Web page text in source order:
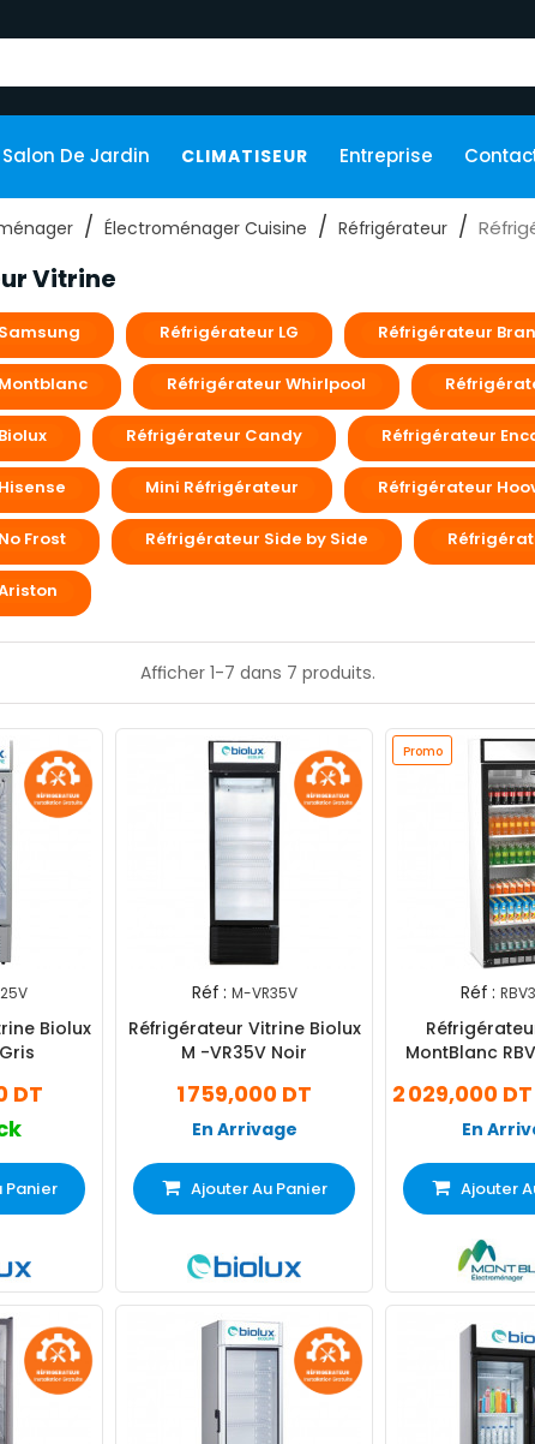
Salon De Jardin CLIMATISEUR Entreprise
Électroménager Cuisine Réfrigérateur
Vitrine
Réfrigérateur LG Réfrigérateur
Réfrigérateur Whirlpool
Réfrigérateur Candy Réfrigérateur
Mini Réfrigérateur Réfrigérateur
Frost Réfrigérateur Side by Side
Afficher 1-7 dans 7 produits.
Biolux
DT
Panier
Réf : M-VR35V
Réfrigérateur Vitrine Biolux
M -VR35V Noir
1 759,000 DT
En Arrivage
Ajouter Au Panier
Promo
Réf :
MontBlanc
2 029,000 DT
En
Ajouter